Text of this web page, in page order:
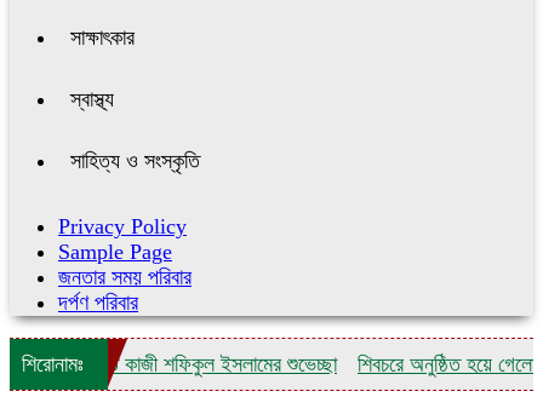
সাক্ষাৎকার
স্বাস্থ্য
সাহিত্য ও সংস্কৃতি
Privacy Policy
Sample Page
জনতার সময় পরিবার
দর্পণ পরিবার
শিরোনামঃ কাজী শফিকুল ইসলামের শুভেচ্ছা শিবচরে অনুষ্ঠিত হয়ে গেলো